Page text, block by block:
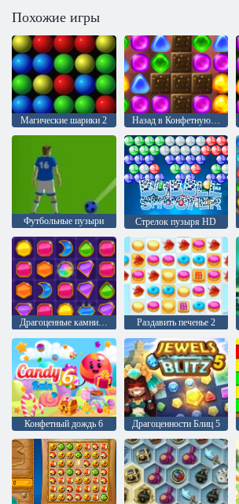
Похожие игры
Магические шарики 2 Назад в Конфетную страну 2
Футбольные пузыри Стрелок пузыря HD
Раздавить печенье 2
Конфетный дождь 6 Драгоценности Блиц 5